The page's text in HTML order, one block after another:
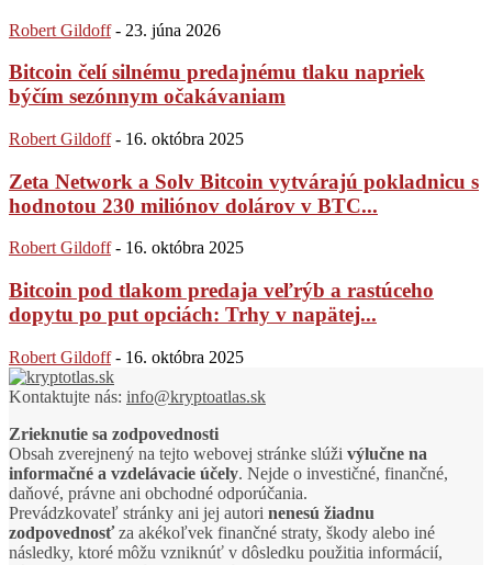
Robert Gildoff - 23. júna 2026
Bitcoin čelí silnému predajnému tlaku napriek
býčím sezónnym očakávaniam
Robert Gildoff - 16. októbra 2025
Zeta Network a Solv Bitcoin vytvárajú pokladnicu s
hodnotou 230 miliónov dolárov v BTC...
Robert Gildoff - 16. októbra 2025
Bitcoin pod tlakom predaja veľrýb a rastúceho
dopytu po put opciách: Trhy v napätej...
Robert Gildoff - 16. októbra 2025
Kontaktujte nás: info@kryptoatlas.sk
Zrieknutie sa zodpovednosti
Obsah zverejnený na tejto webovej stránke slúži výlučne na
informačné a vzdelávacie účely. Nejde o investičné, finančné,
daňové, právne ani obchodné odporúčania.
Prevádzkovateľ stránky ani jej autori nenesú žiadnu
zodpovednosťza akékoľvek finančné straty, škody alebo iné
následky, ktoré môžu vzniknúť v dôsledku použitia informácií,